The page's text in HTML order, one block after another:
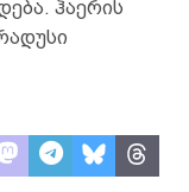
ჰაერის